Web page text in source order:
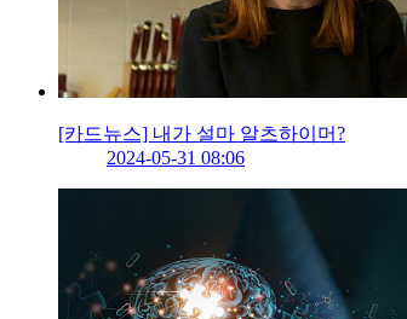
[카드뉴스] 내가 설마 알츠하이머?
2024-05-31 08:06